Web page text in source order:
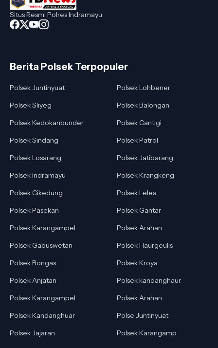
Situs Resmi Polres Indramayu
Berita Polsek Terpopuler
Polsek Juntinyuat
Polsek Lohbener
Polsek Sliyeg
Polsek Balongan
Polsek Kedokanbunder
Polsek Cantigi
Polsek Sindang
Polsek Patrol
Polsek Losarang
Polsek Jatibarang
Polsek Indramayu
Polsek Krangkeng
Polsek Cikedung
Polsek Lelea
Polsek Pasekan
Polsek Gantar
Polsek Karangampel
Polsek Arahan
Polsek Gabuswetan
Polsek Haurgeulis
Polsek Bongas
Polsek Kroya
Polsek Anjatan
Polsek kandanghaur
Polsek Karangampel
Polsek Arahan.
Polsek Kandanghuar
Polse Juntinyuat
Polsek Jajaran
Polsek Karangamp